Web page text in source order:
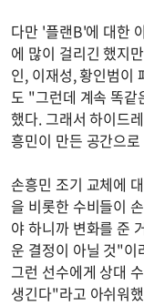
다만 '플랜B'에 대한
에 많이 걸리긴 했지
인, 이재성, 황인범이
도 "그런데 계속 똑같
했다. 그래서 하이드
흥민이 만든 공간으
손흥민 조기 교체에
을 비롯한 수비들이
야 하니까 변화를 준
운 결정이 아닐 것"이
그런 선수에게 상대
생긴다"라고 아쉬워